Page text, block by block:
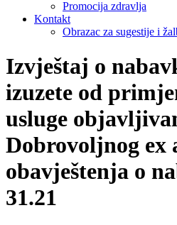
Promocija zdravlja
Kontakt
Obrazac za sugestije i
Izvještaj o
izuzete od
usluge
Dobrovoljnog ex
obavještenja o
31.21